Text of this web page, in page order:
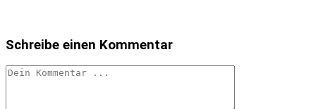
Schreibe einen Kommentar
Kommentieren